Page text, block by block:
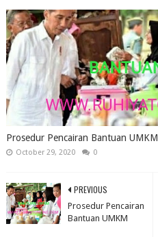
Prosedur Pencairan Bantuan UMKM
October 29, 2020 0
PREVIOUS
Prosedur Pencairan
Bantuan UMKM